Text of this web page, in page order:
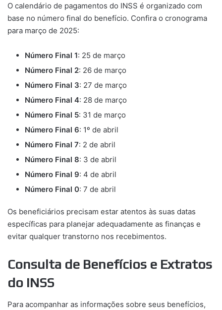
O calendário de pagamentos do INSS é organizado com
base no número final do benefício. Confira o cronograma
para março de 2025:
Número Final 1: 25 de março
Número Final 2: 26 de março
Número Final 3: 27 de março
Número Final 4: 28 de março
Número Final 5: 31 de março
Número Final 6: 1º de abril
Número Final 7: 2 de abril
Número Final 8: 3 de abril
Número Final 9: 4 de abril
Número Final 0: 7 de abril
Os beneficiários precisam estar atentos às suas datas
específicas para planejar adequadamente as finanças e
evitar qualquer transtorno nos recebimentos.
Consulta de Benefícios e Extratos
do INSS
Para acompanhar as informações sobre seus benefícios,